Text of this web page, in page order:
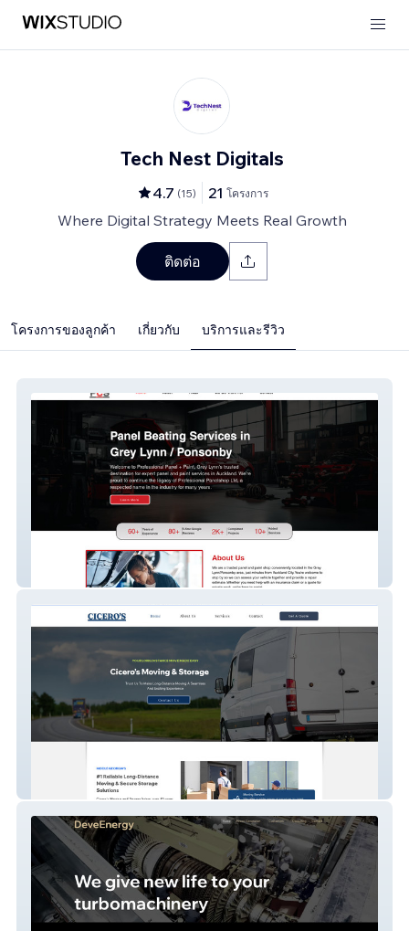
Tech Nest Digitals
4.7 (15) 21 โครงการ
Where Digital Strategy Meets Real Growth
ติดต่อ
โครงการของลูกค้า เกี่ยวกับ บริการและรีวิว
Professional Car Services – Auto Service
Move with Ciceros – Moving Service